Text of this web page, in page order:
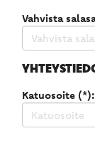
Vahvista
Katuosoite (*):